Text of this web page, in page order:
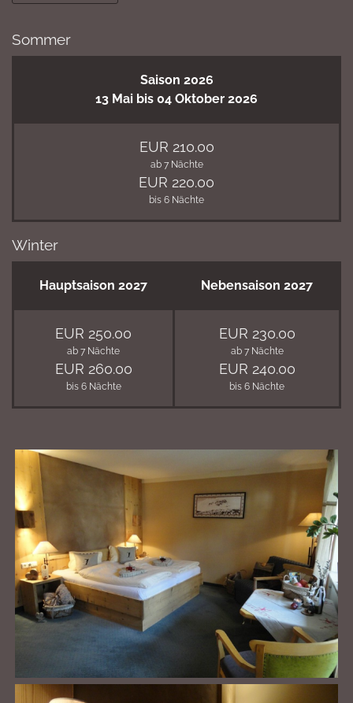
Sommer
Saison 2026
13 Mai bis 04 Oktober 2026
EUR 210.00
ab 7 Nächte
EUR 220.00
bis 6 Nächte
Winter
Hauptsaison 2027 Nebensaison 2027
EUR 250.00
ab 7 Nächte
EUR 260.00
bis 6 Nächte
EUR 230.00
ab 7 Nächte
EUR 240.00
bis 6 Nächte